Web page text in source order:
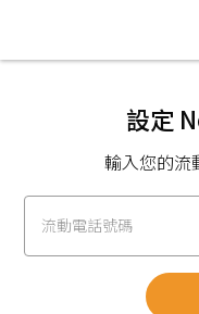
設定
輸入您的流
流動電話號碼